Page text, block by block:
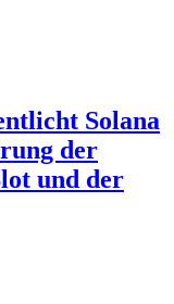
Solana
der
und der